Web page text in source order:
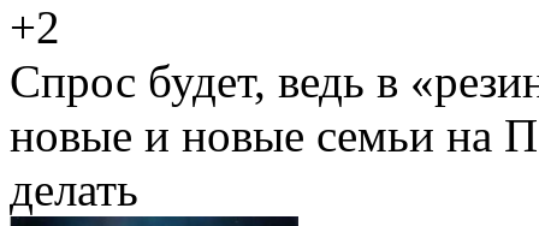
+2
Спрос будет, ведь в
новые и новые семьи на
делать